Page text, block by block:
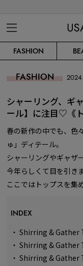
FASHION
FASHION
シャーリング、ギ
ール】に注目♡《
春の新作の中でも、色
ゅ」ディテール。
シャーリングやギャザ
今年らしくて目を引き
ここではトップスを集
INDEX
・ Shirring & Gather
・ Shirring & Gather
・ Shirring & Gather